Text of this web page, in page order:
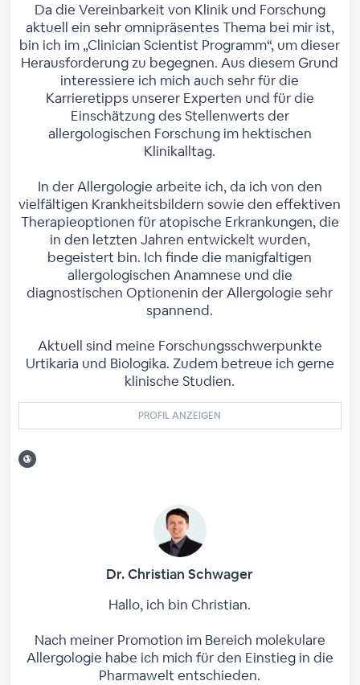
Da die Vereinbarkeit von Klinik und Forschung
aktuell ein sehr omnipräsentes Thema bei mir ist,
bin ich im „Clinician Scientist Programm“, um dieser
Herausforderung zu begegnen. Aus diesem Grund
interessiere ich mich auch sehr für die
Karrieretipps unserer Experten und für die
Einschätzung des Stellenwerts der
allergologischen Forschung im hektischen
Klinikalltag.
In der Allergologie arbeite ich, da ich von den
vielfältigen Krankheitsbildern sowie den effektiven
Therapieoptionen für atopische Erkrankungen, die
in den letzten Jahren entwickelt wurden,
begeistert bin. Ich finde die manigfaltigen
allergologischen Anamnese und die
diagnostischen Optionenin der Allergologie sehr
spannend.
Aktuell sind meine Forschungsschwerpunkte
Urtikaria und Biologika. Zudem betreue ich gerne
klinische Studien.
PROFIL ANZEIGEN
Dr. Christian Schwager
Hallo, ich bin Christian.
Nach meiner Promotion im Bereich molekulare
Allergologie habe ich mich für den Einstieg in die
Pharmawelt entschieden.